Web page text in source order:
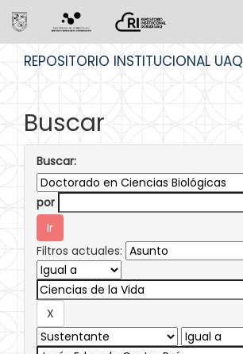
REPOSITORIO INSTITUCIONAL UAQ
Buscar
Buscar:
por
Filtros actuales: